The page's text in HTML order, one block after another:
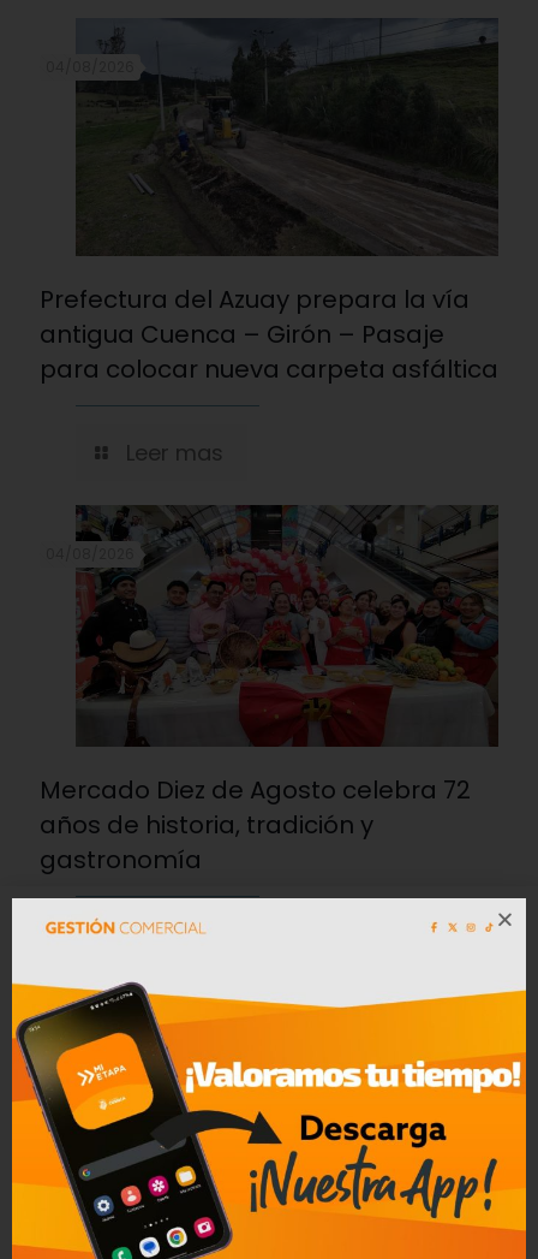
Prefectura del Azuay prepara la vía
antigua Cuenca – Girón – Pasaje
para colocar nueva carpeta asfáltica
Leer mas
Mercado Diez de Agosto celebra 72
años de historia, tradición y
gastronomía
Leer mas
04/08/2026